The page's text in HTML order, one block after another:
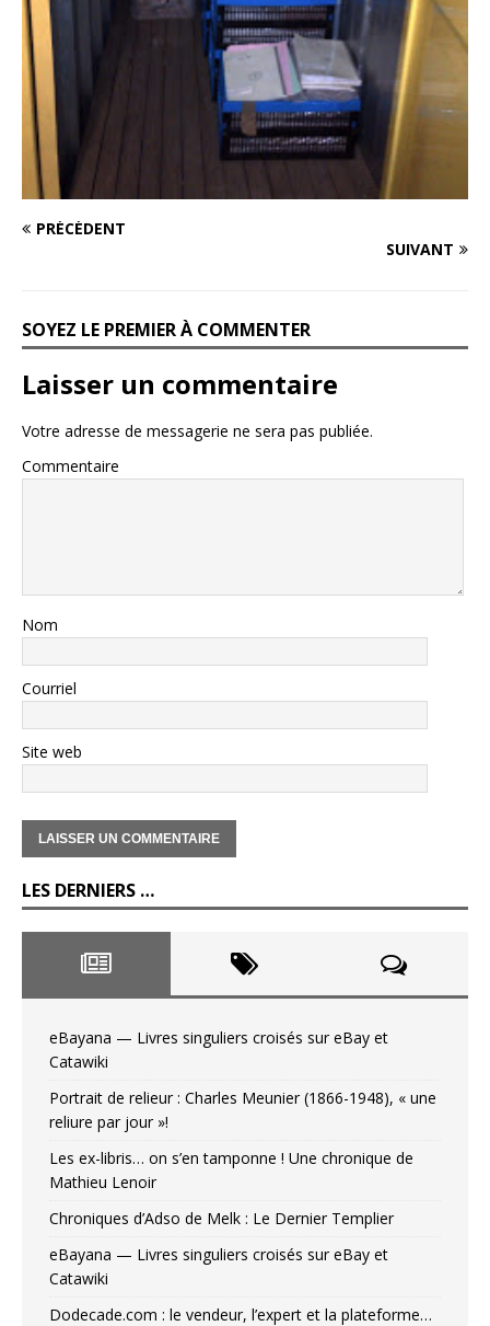
PRÉCÉDENT
SUIVANT
SOYEZ LE PREMIER À COMMENTER
Laisser un commentaire
Votre adresse de messagerie ne sera pas publiée.
Commentaire
Nom
Courriel
Site web
LES DERNIERS …
eBayana — Livres singuliers croisés sur eBay et
Catawiki
Portrait de relieur : Charles Meunier (1866-1948), « une
reliure par jour »!
Les ex-libris… on s’en tamponne ! Une chronique de
Mathieu Lenoir
Chroniques d’Adso de Melk : Le Dernier Templier
eBayana — Livres singuliers croisés sur eBay et
Catawiki
Dodecade.com : le vendeur, l’expert et la plateforme…